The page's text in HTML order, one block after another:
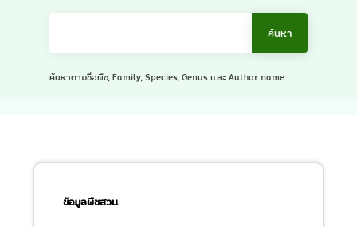
ค้นหาตามชื่อพืช, Family, Species, Genus และ Author name
ข้อมูลพืชสวน